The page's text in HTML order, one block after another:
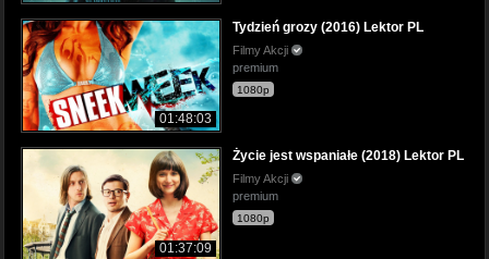
01:48:03
Tydzień grozy (2016) Lektor PL
Filmy Akcji
premium
1080p
01:37:09
Życie jest wspaniałe (2018) Lektor PL
Filmy Akcji
premium
1080p